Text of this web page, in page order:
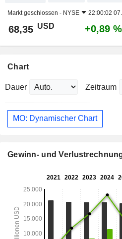
Markt geschlossen - NYSE 22:00:02
68,35 USD +0,89 %
Chart
Dauer Zeitraum
MO: Dynamischer Chart
Gewinn- und